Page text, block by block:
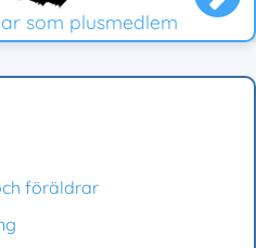
som plusmedlem
föräldrar